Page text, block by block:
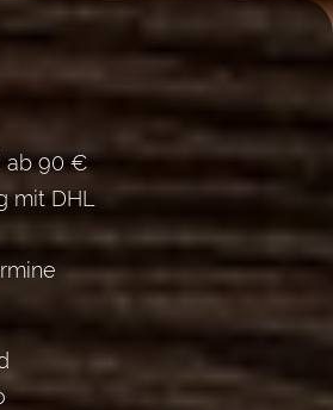
ab 90 €
mit DHL